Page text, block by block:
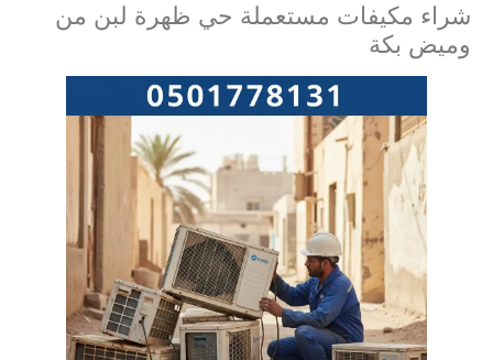
شراء مكيفات مستعملة حي ظهرة لبن من
وميض بكة